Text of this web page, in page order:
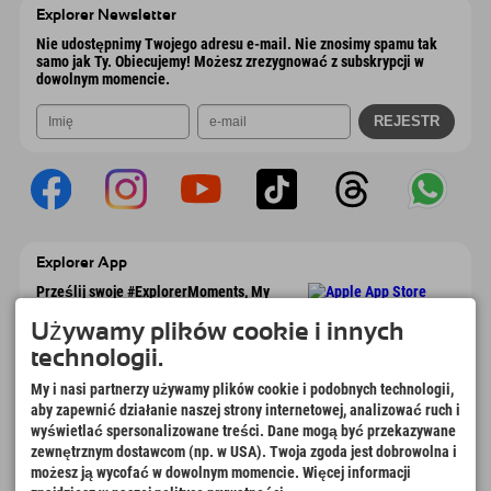
Explorer Newsletter
Nie udostępnimy Twojego adresu e-mail. Nie znosimy spamu tak
samo jak Ty. Obiecujemy! Możesz zrezygnować z subskrypcji w
dowolnym momencie.
Explorer App
Prześlij swoje #ExplorerMoments, My
listą marzeń, przeglądem restauracji i
wieloma innymi. Pobierz teraz!
Czas na chwile odkrywcy
166
Jeziora górskie i baseny
rekreacyjne
4.634km
Stoki do jazdy na nartach i
snowboardzie
Używamy plików cookie i innych
technologii.
My i nasi partnerzy używamy plików cookie i podobnych technologii,
aby zapewnić działanie naszej strony internetowej, analizować ruch i
wyświetlać spersonalizowane treści. Dane mogą być przekazywane
zewnętrznym dostawcom (np. w USA). Twoja zgoda jest dobrowolna i
możesz ją wycofać w dowolnym momencie. Więcej informacji